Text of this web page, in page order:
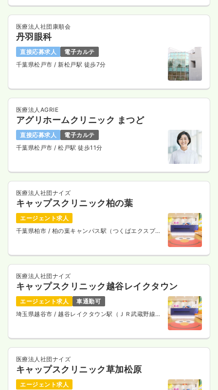
医療法人社団康順会
丹羽眼科
直接応募求人
電子カルテ
千葉県松戸市 / 新松戸駅 徒歩7分
医療法人AGRIE
アグリホームクリニック まつど
直接応募求人
電子カルテ
千葉県松戸市 / 松戸駅 徒歩11分
医療法人社団ナイズ
キャップスクリニック柏の葉
エージェント求人
千葉県柏市 / 柏の葉キャンパス駅（つくばエクスプレ
医療法人社団ナイズ
キャップスクリニック越谷レイクタウン
エージェント求人
車通勤可
埼玉県越谷市 / 越谷レイクタウン駅（ＪＲ武蔵野線）
医療法人社団ナイズ
キャップスクリニック草加松原
エージェント求人